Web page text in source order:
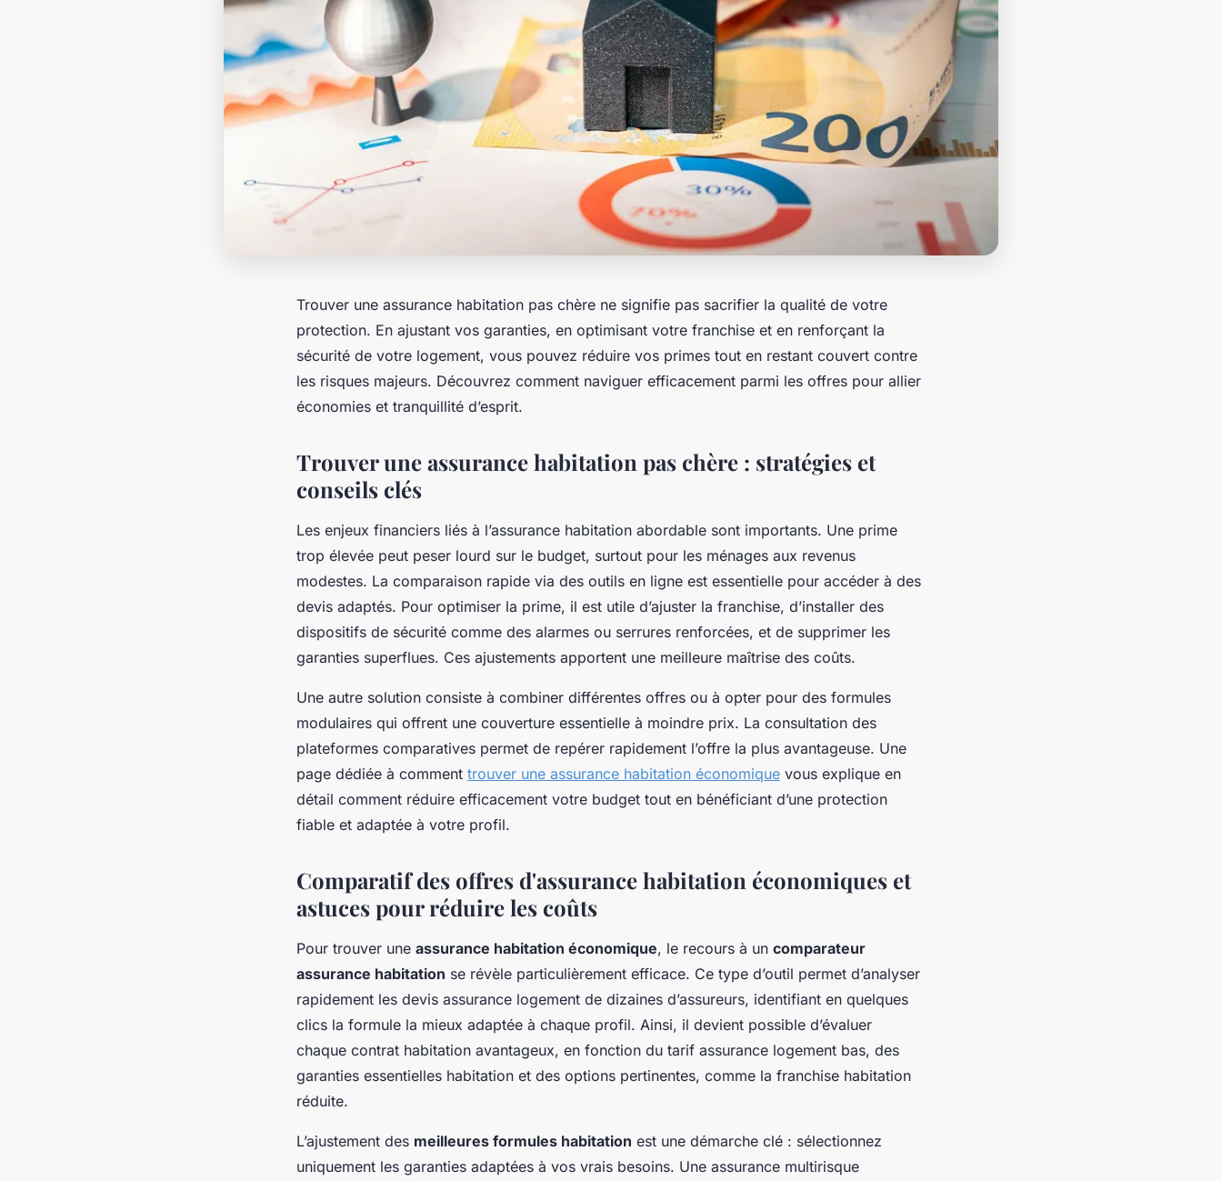
Trouver une assurance habitation pas chère ne signifie pas sacrifier la qualité de votre
protection. En ajustant vos garanties, en optimisant votre franchise et en renforçant la
sécurité de votre logement, vous pouvez réduire vos primes tout en restant couvert contre
les risques majeurs. Découvrez comment naviguer efficacement parmi les offres pour allier
économies et tranquillité d’esprit.
Trouver une assurance habitation pas chère : stratégies et
conseils clés
Les enjeux financiers liés à l’assurance habitation abordable sont importants. Une prime
trop élevée peut peser lourd sur le budget, surtout pour les ménages aux revenus
modestes. La comparaison rapide via des outils en ligne est essentielle pour accéder à des
devis adaptés. Pour optimiser la prime, il est utile d’ajuster la franchise, d’installer des
dispositifs de sécurité comme des alarmes ou serrures renforcées, et de supprimer les
garanties superflues. Ces ajustements apportent une meilleure maîtrise des coûts.
Une autre solution consiste à combiner différentes offres ou à opter pour des formules
modulaires qui offrent une couverture essentielle à moindre prix. La consultation des
plateformes comparatives permet de repérer rapidement l’offre la plus avantageuse. Une
page dédiée à comment trouver une assurance habitation économique vous explique en
détail comment réduire efficacement votre budget tout en bénéficiant d’une protection
fiable et adaptée à votre profil.
Comparatif des offres d'assurance habitation économiques et
astuces pour réduire les coûts
Pour trouver une assurance habitation économique, le recours à un comparateur
assurance habitation se révèle particulièrement efficace. Ce type d’outil permet d’analyser
rapidement les devis assurance logement de dizaines d’assureurs, identifiant en quelques
clics la formule la mieux adaptée à chaque profil. Ainsi, il devient possible d’évaluer
chaque contrat habitation avantageux, en fonction du tarif assurance logement bas, des
garanties essentielles habitation et des options pertinentes, comme la franchise habitation
réduite.
L’ajustement des meilleures formules habitation est une démarche clé : sélectionnez
uniquement les garanties adaptées à vos vrais besoins. Une assurance multirisque